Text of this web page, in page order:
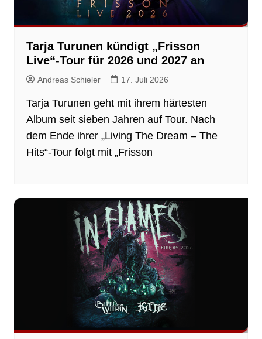
Tarja Turunen kündigt „Frisson
Live“-Tour für 2026 und 2027 an
Andreas Schieler 17. Juli 2026
Tarja Turunen geht mit ihrem härtesten
Album seit sieben Jahren auf Tour. Nach
dem Ende ihrer „Living The Dream – The
Hits“-Tour folgt mit „Frisson